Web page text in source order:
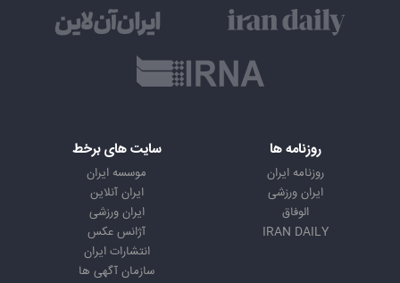
روزنامه ها
روزنامه ایران
ایران ورزشی
الوفاق
IRAN DAILY
سایت های برخط
موسسه ایران
ایران آنلاین
ایران ورزشی
آژانس عکس
انتشارات ایران
سازمان آگهی ها